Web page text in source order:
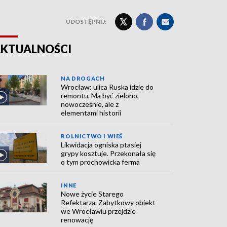
UDOSTĘPNIJ:
NA DROGACH
Wrocław: ulica Ruska idzie do
remontu. Ma być zielono,
nowocześnie, ale z
elementami historii
ROLNICTWO I WIEŚ
Likwidacja ogniska ptasiej
grypy kosztuje. Przekonała się
o tym prochowicka ferma
INNE
Nowe życie Starego
Refektarza. Zabytkowy obiekt
we Wrocławiu przejdzie
renowację